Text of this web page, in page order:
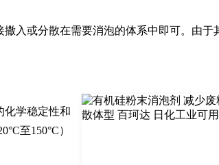
入或分散在需要消泡的体系中即可。由于
化学稳定性和
至150°C）